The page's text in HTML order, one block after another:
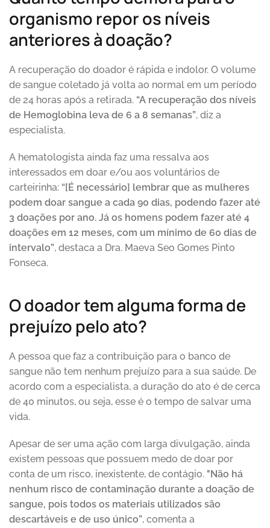
organismo repor os níveis
anteriores à doação?
A recuperação do doador é rápida e indolor. O volume
de sangue coletado já volta ao normal em um período
de 24 horas após a retirada. “A recuperação dos níveis
de Hemoglobina leva de 6 a 8 semanas”, diz a
especialista.
A hematologista ainda faz uma ressalva aos
interessados em doar e/ou aos voluntários de
carteirinha: “[É necessário] lembrar que as mulheres
podem doar sangue a cada 90 dias, podendo fazer até
3 doações por ano. Já os homens podem fazer até 4
doações em 12 meses, com um mínimo de 60 dias de
intervalo”, destaca a Dra. Maeva Seo Gomes Pinto
Fonseca.
O doador tem alguma forma de
prejuízo pelo ato?
A pessoa que faz a contribuição para o banco de
sangue não tem nenhum prejuízo para a sua saúde. De
acordo com a especialista, a duração do ato é de cerca
de 40 minutos, ou seja, esse é o tempo de salvar uma
vida.
Apesar de ser uma ação com larga divulgação, ainda
existem pessoas que possuem medo de doar por
conta de um risco, inexistente, de contágio. "Não há
nenhum risco de contaminação durante a doação de
sangue, pois todos os materiais utilizados são
descartáveis e de uso único”, comenta a